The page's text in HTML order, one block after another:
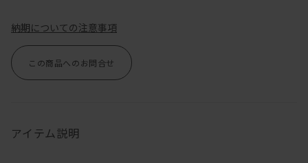
納期についての注意事項
この商品へのお問合せ
アイテム説明